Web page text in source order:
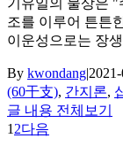
기유일의 물상은
조를 이루어 튼튼
이운성으로는 장
By kwondang|
(60干支), 간지론,
글 내용 전체보기
1 2다음